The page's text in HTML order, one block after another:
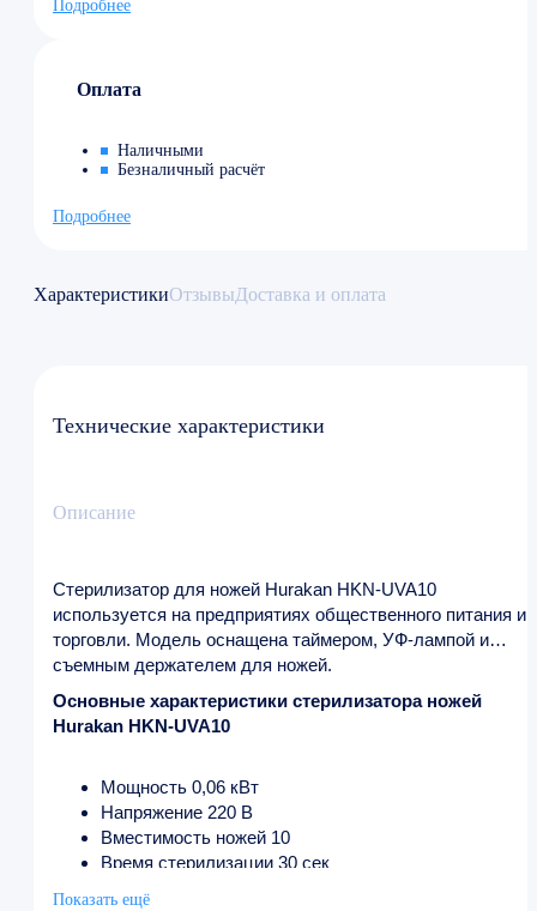
Подробнее
Оплата
Наличными
Безналичный расчёт
Подробнее
ХарактеристикиОтзывыДоставка и оплата
Технические характеристики
Описание
Стерилизатор для ножей Hurakan HKN-UVA10
используется на предприятиях общественного питания и
торговли. Модель оснащена таймером, УФ-лампой и
съемным держателем для ножей.
Основные характеристики стерилизатора ножей
Hurakan HKN-UVA10
Мощность 0,06 кВт
Напряжение 220 В
Вместимость ножей 10
Время стерилизации 30 cек
Показать ещё